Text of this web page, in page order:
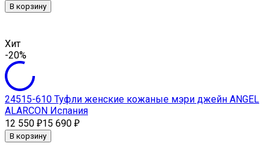
В корзину
Хит
-20%
24515-610 Туфли женские кожаные мэри джейн ANGEL
ALARCON Испания
12 550 ₽15 690 ₽
В корзину